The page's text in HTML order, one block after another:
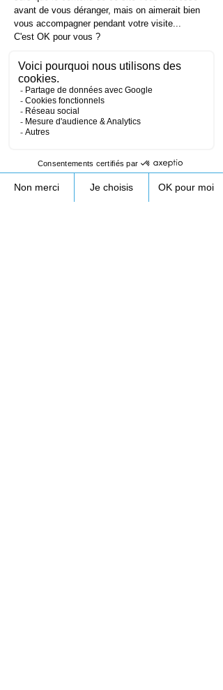
Coordonnées
France
+33953231089